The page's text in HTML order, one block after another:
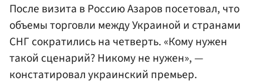
После визита в Россию Азаров посетовал, что
объемы торговли между Украиной и странами
СНГ сократились на четверть. «Кому нужен
такой сценарий? Никому не нужен», —
констатировал украинский премьер.